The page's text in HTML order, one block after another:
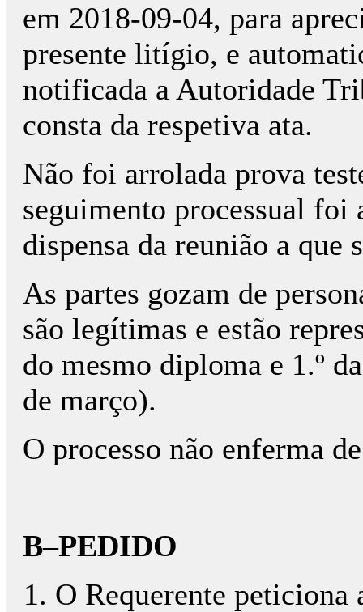
em 2018-09-04, para
presente litígio, e
notificada a Autoridade
consta da respetiva ata.
Não foi arrolada prova
seguimento processual foi
dispensa da reunião a que
As partes gozam de
são legítimas e estão
do mesmo diploma e 1.º
de março).
O processo não enferma
B–PEDIDO
O Requerente peticiona